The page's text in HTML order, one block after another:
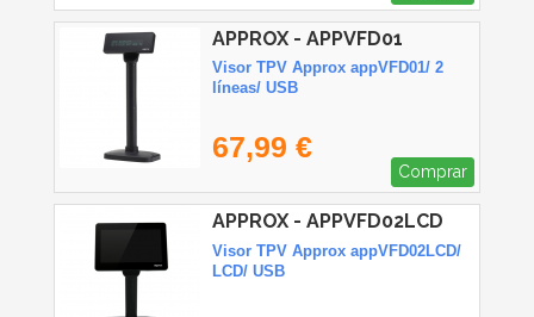
APPROX - APPVFD01
Visor TPV Approx appVFD01/ 2
líneas/ USB
67,99 €
Comprar
APPROX - APPVFD02LCD
Visor TPV Approx appVFD02LCD/
LCD/ USB